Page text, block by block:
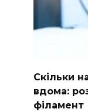
Скільки
вдома:
філамент